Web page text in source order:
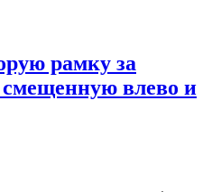
рамку за
влево и